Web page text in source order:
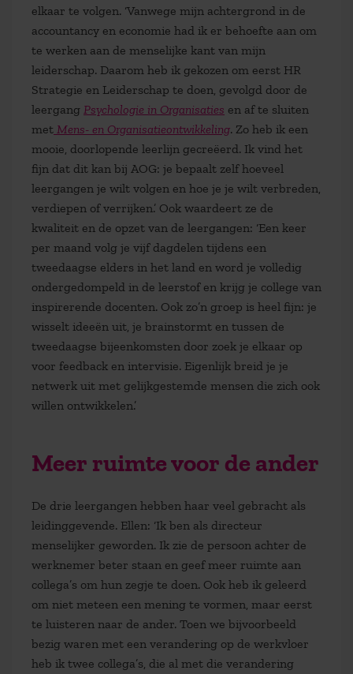
elkaar te volgen. ‘Vanwege mijn achtergrond in de
accountancy en economie had ik er behoefte aan om
te werken aan de menselijke kant van mijn
leiderschap. Daarom heb ik gekozen om eerst HR
Strategie en Leiderschap te doen, gevolgd door de
leergang Psychologie in Organisaties en af te sluiten
met Mens- en Organisatieontwikkeling. Zo heb ik een
mooie, doorlopende leerlijn gecreëerd. Ik vind het
fijn dat dit kan bij AOG: je bepaalt zelf hoeveel
leergangen je wilt volgen en hoe je je wilt verbreden,
verdiepen of verrijken.’ Ook waardeert ze de
kwaliteit en de opzet van de leergangen: ‘Een keer
per maand volg je vijf dagdelen tijdens een
tweedaagse elders in het land en word je volledig
ondergedompeld in de leerstof en krijg je college van
inspirerende docenten. Ook zo’n groep is heel fijn: je
wisselt ideeën uit, je brainstormt en tussen de
tweedaagse bijeenkomsten door zoek je elkaar op
voor feedback en intervisie. Eigenlijk breid je je
netwerk uit met gelijkgestemde mensen die zich ook
willen ontwikkelen.’
Meer ruimte voor de ander
De drie leergangen hebben haar veel gebracht als
leidinggevende. Ellen: ‘Ik ben als directeur
menselijker geworden. Ik zie de persoon achter de
werknemer beter staan en geef meer ruimte aan
collega’s om hun zegje te doen. Ook heb ik geleerd
om niet meteen een mening te vormen, maar eerst
te luisteren naar de ander. Toen we bijvoorbeeld
bezig waren met een verandering op de werkvloer
heb ik twee collega’s, die al met die verandering